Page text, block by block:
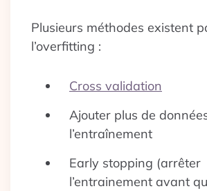
Plusieurs méthodes existent
l’overfitting :
Cross validation
Ajouter plus de
l’entraînement
Early stopping (arrêter
l’entrainement avant